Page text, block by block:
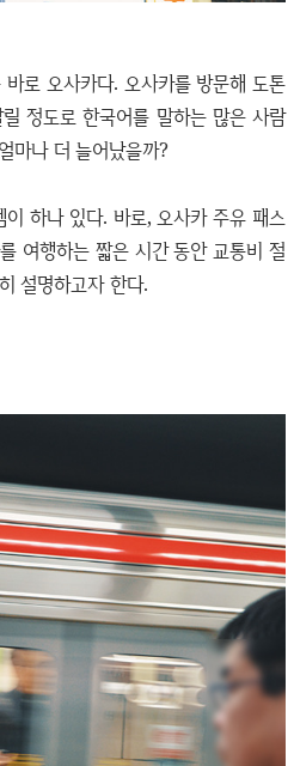
로 오사카다. 오사카를 방문해 도톤
정도로 한국어를 말하는 많은 사람
마나 더 늘어났을까?
하나 있다. 바로, 오사카 주유 패스
여행하는 짧은 시간 동안 교통비 절
설명하고자 한다.